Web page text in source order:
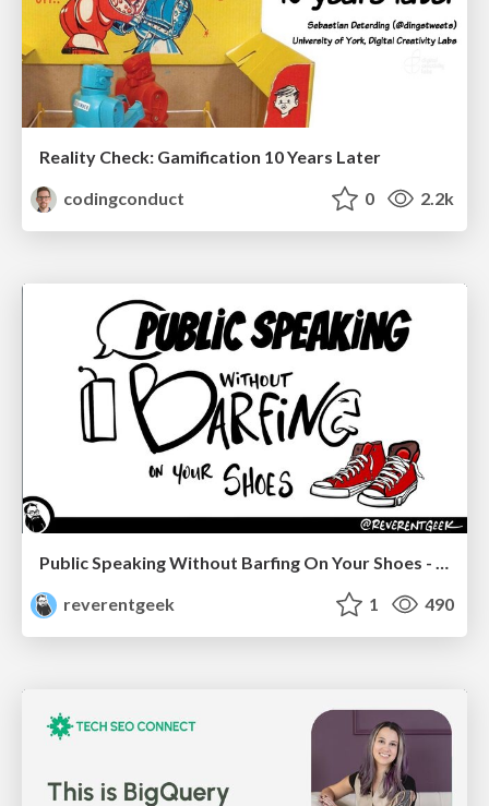
Reality Check: Gamification 10 Years Later
codingconduct
0 2.2k
Public Speaking Without Barfing On Your Shoes - THAT 2023
reverentgeek
1 490